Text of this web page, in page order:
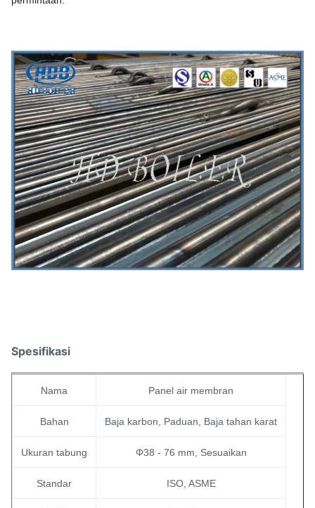
Spesifikasi
Nama Panel air membran
Bahan Baja karbon, Paduan, Baja tahan karat
Ukuran tabung Φ38 - 76 mm, Sesuaikan
Standar ISO, ASME